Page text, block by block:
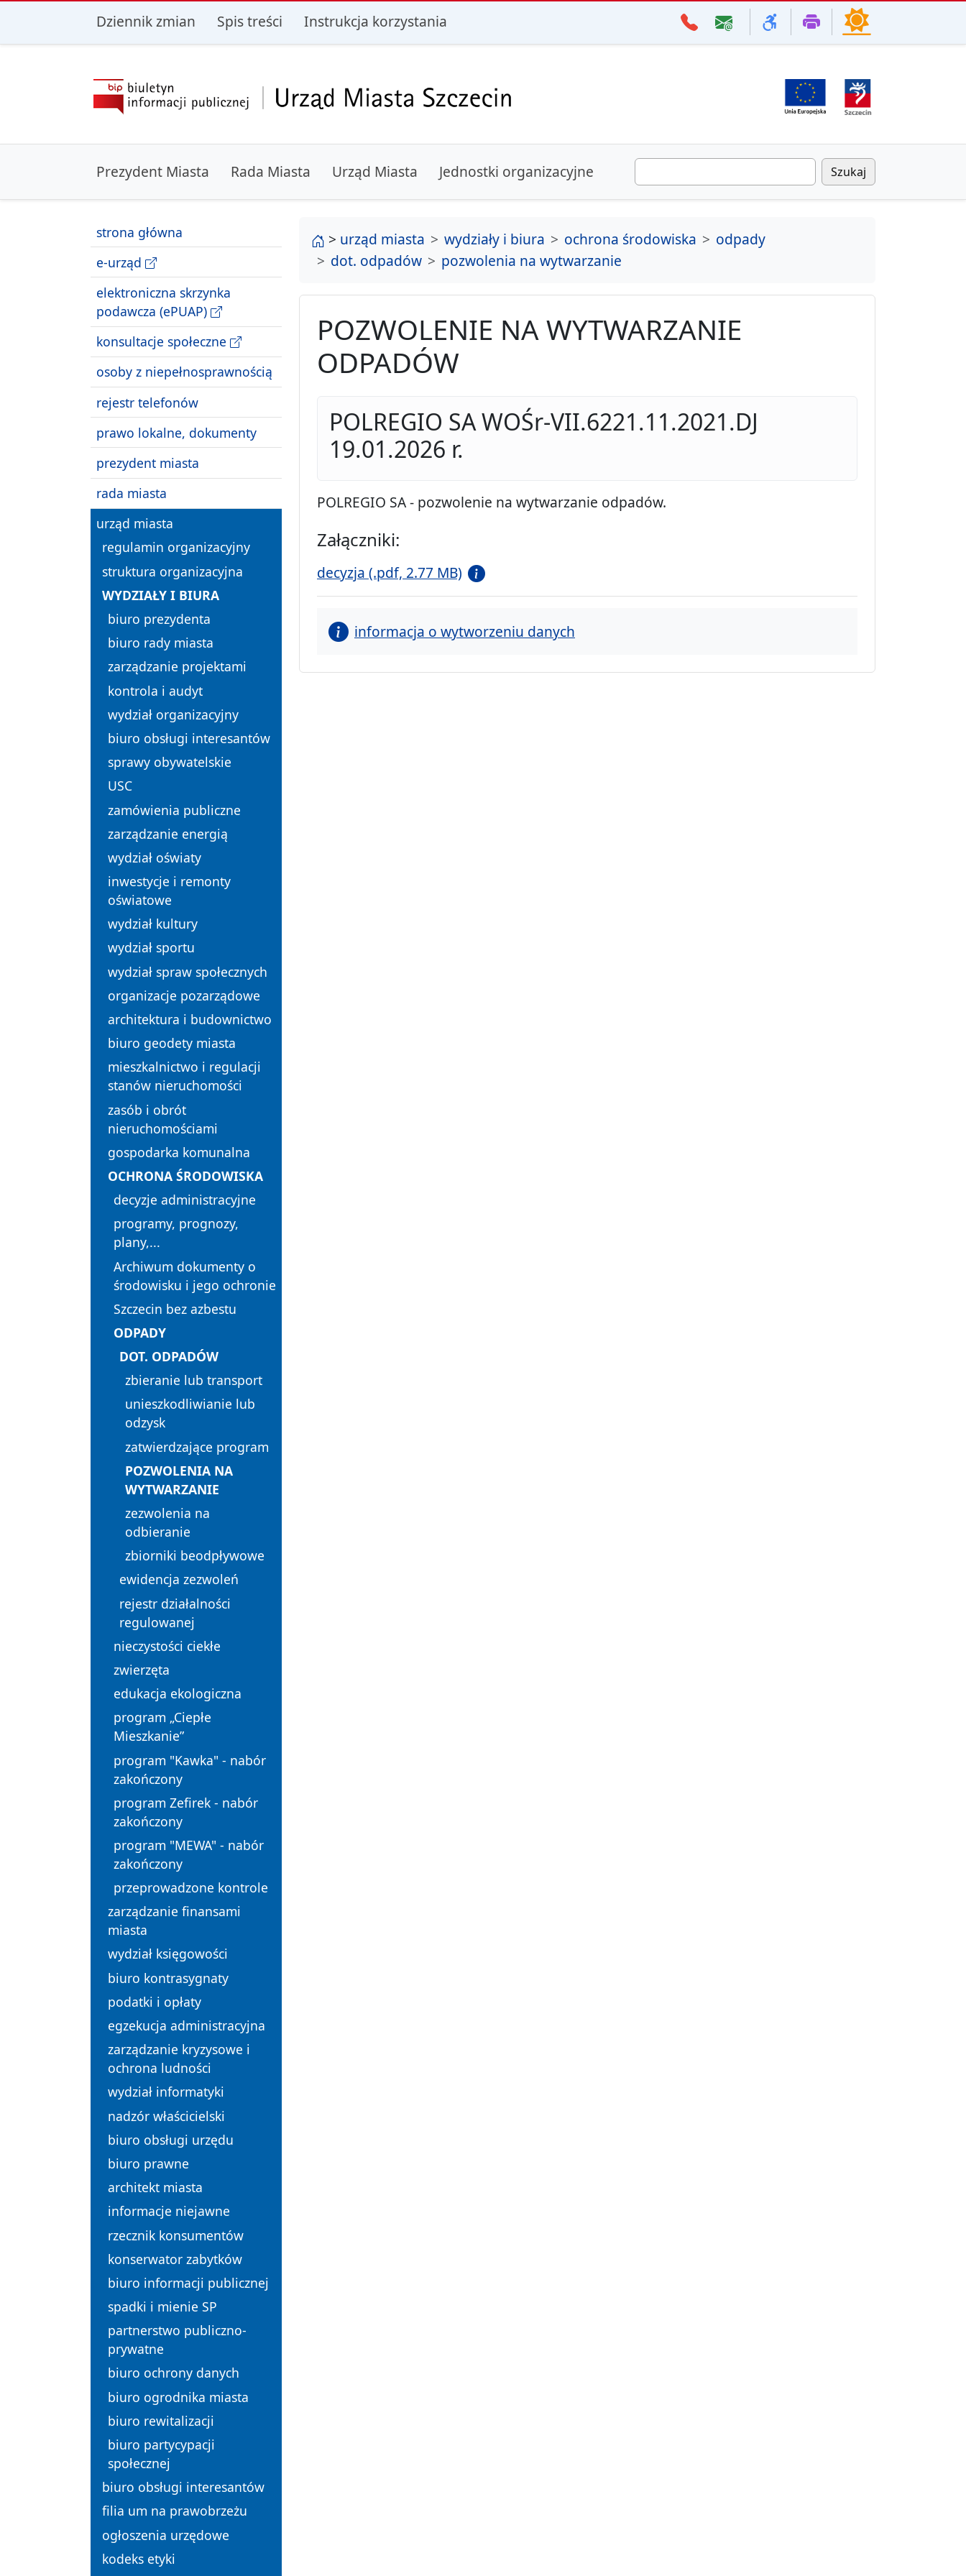
przejdź do głównego menu przejdź do treści
Dziennik zmian Spis treści Instrukcja korzystania
Prezydent Miasta Rada Miasta Urząd Miasta Jednostki organizacyjne Szukaj
strona główna
e-urząd
elektroniczna skrzynka
podawcza (ePUAP)
konsultacje społeczne
osoby z niepełnosprawnością
rejestr telefonów
prawo lokalne, dokumenty
prezydent miasta
rada miasta
urząd miasta
regulamin organizacyjny
struktura organizacyjna
WYDZIAŁY I BIURA
biuro prezydenta
biuro rady miasta
zarządzanie projektami
kontrola i audyt
wydział organizacyjny
biuro obsługi interesantów
sprawy obywatelskie
USC
zamówienia publiczne
zarządzanie energią
wydział oświaty
inwestycje i remonty
oświatowe
wydział kultury
wydział sportu
wydział spraw społecznych
organizacje pozarządowe
architektura i budownictwo
biuro geodety miasta
mieszkalnictwo i regulacji
stanów nieruchomości
zasób i obrót
nieruchomościami
gospodarka komunalna
OCHRONA ŚRODOWISKA
decyzje administracyjne
programy, prognozy,
plany,...
Archiwum dokumenty o
środowisku i jego ochronie
Szczecin bez azbestu
ODPADY
DOT. ODPADÓW
zbieranie lub transport
unieszkodliwianie lub
odzysk
zatwierdzające program
POZWOLENIA NA
WYTWARZANIE
zezwolenia na
odbieranie
zbiorniki beodpływowe
ewidencja zezwoleń
rejestr działalności
regulowanej
nieczystości ciekłe
zwierzęta
edukacja ekologiczna
program „Ciepłe
Mieszkanie”
program "Kawka" - nabór
zakończony
program Zefirek - nabór
zakończony
program "MEWA" - nabór
zakończony
przeprowadzone kontrole
zarządzanie finansami
miasta
wydział księgowości
biuro kontrasygnaty
podatki i opłaty
egzekucja administracyjna
zarządzanie kryzysowe i
ochrona ludności
wydział informatyki
nadzór właścicielski
biuro obsługi urzędu
biuro prawne
architekt miasta
informacje niejawne
rzecznik konsumentów
konserwator zabytków
biuro informacji publicznej
spadki i mienie SP
partnerstwo publiczno-
prywatne
biuro ochrony danych
biuro ogrodnika miasta
biuro rewitalizacji
biuro partycypacji
społecznej
biuro obsługi interesantów
filia um na prawobrzeżu
ogłoszenia urzędowe
kodeks etyki
strona główna
> urząd miasta wydziały i biura ochrona środowiska
odpady
dot. odpadów
pozwolenia na wytwarzanie
POZWOLENIE NA WYTWARZANIE
ODPADÓW
POLREGIO SA WOŚr-VII.6221.11.2021.DJ
19.01.2026 r.
POLREGIO SA - pozwolenie na wytwarzanie odpadów.
Załączniki:
decyzja (.pdf, 2.77 MB)
informacja o wytworzeniu danych